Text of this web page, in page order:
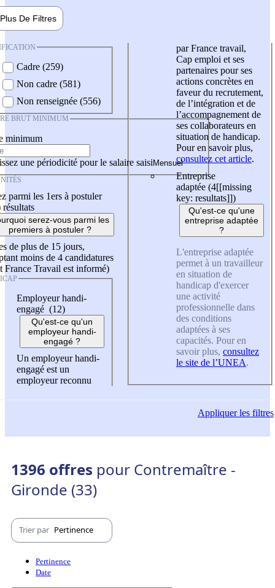
Plus De Filtres
Cadre (259)
Non cadre (581)
Non renseignée (556)
BRUT MINIMUM
minimum
une périodicité pour le salaire saisi
parmi les 1ers à postuler
résultats
serez-vous parmi les
premiers à postuler ?
de plus de 15 jours,
moins de 4 candidatures
France Travail est informé)
Employeur handi-
engagé (12)
Qu'est-ce qu'un
employeur handi-
engagé ?
Un employeur handi-
engagé est un
employeur reconnu
par France travail,
Cap emploi et ses
partenaires pour ses
actions concrètes en
faveur du recrutement,
de l’intégration et de
l’accompagnement de
ses collaborateurs en
situation de handicap.
Pour en savoir plus,
consultez cet article.
Entreprise
adaptée (4[[missing
key: resultats]])
Qu'est-ce qu'une
entreprise adaptée
?
L'entreprise adaptée
permet à un travailleur
en situation de
handicap d'exercer
une activité
professionnelle dans
des conditions
adaptées à ses
capacités. Pour en
savoir plus, consultez
le site de l’UNEA.
Appliquerles filtres
1396 offres pour Contremaître -
Gironde (33)
Trier par Pertinence
Pertinence
Date